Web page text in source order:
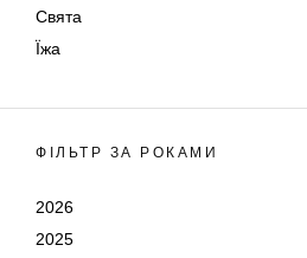
Свята
Їжа
ФІЛЬТР ЗА РОКАМИ
2026
2025